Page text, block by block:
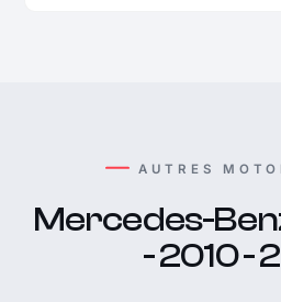
AUTRES
Mercedes-
- 2010 -